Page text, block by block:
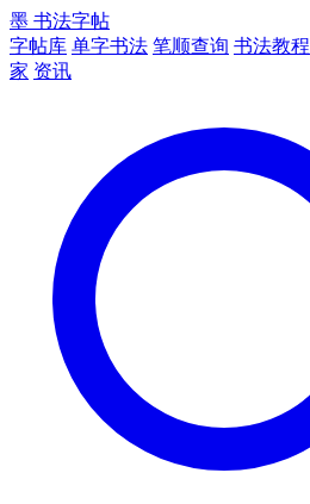
墨 书法字帖
字帖库 单字书法 笔顺查询 书法教程
家 资讯